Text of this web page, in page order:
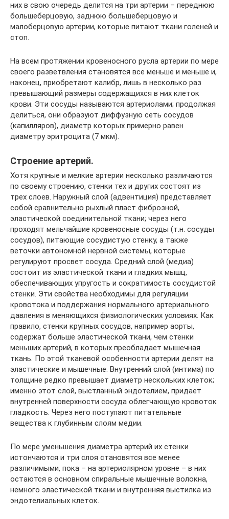
них в свою очередь делится на три артерии – переднюю
большеберцовую, заднюю большеберцовую и
малоберцовую артерии, которые питают ткани голеней и
стоп.
На всем протяжении кровеносного русла артерии по мере
своего разветвления становятся все меньше и меньше и,
наконец, приобретают калибр, лишь в несколько раз
превышающий размеры содержащихся в них клеток
крови. Эти сосуды называются артериолами; продолжая
делиться, они образуют диффузную сеть сосудов
(капилляров), диаметр которых примерно равен
диаметру эритроцита (7 мкм).
Строение артерий.
Хотя крупные и мелкие артерии несколько различаются
по своему строению, стенки тех и других состоят из
трех слоев. Наружный слой (адвентиция) представляет
собой сравнительно рыхлый пласт фиброзной,
эластической соединительной ткани; через него
проходят мельчайшие кровеносные сосуды (т.н. сосуды
сосудов), питающие сосудистую стенку, а также
веточки автономной нервной системы, которые
регулируют просвет сосуда. Средний слой (медиа)
состоит из эластической ткани и гладких мышц,
обеспечивающих упругость и сократимость сосудистой
стенки. Эти свойства необходимы для регуляции
кровотока и поддержания нормального артериального
давления в меняющихся физиологических условиях. Как
правило, стенки крупных сосудов, например аорты,
содержат больше эластической ткани, чем стенки
меньших артерий, в которых преобладает мышечная
ткань. По этой тканевой особенности артерии делят на
эластические и мышечные. Внутренний слой (интима) по
толщине редко превышает диаметр нескольких клеток;
именно этот слой, выстланный эндотелием, придает
внутренней поверхности сосуда облегчающую кровоток
гладкость. Через него поступают питательные
вещества к глубинным слоям медии.
По мере уменьшения диаметра артерий их стенки
истончаются и три слоя становятся все менее
различимыми, пока – на артериолярном уровне – в них
остаются в основном спиральные мышечные волокна,
немного эластической ткани и внутренняя выстилка из
эндотелиальных клеток.